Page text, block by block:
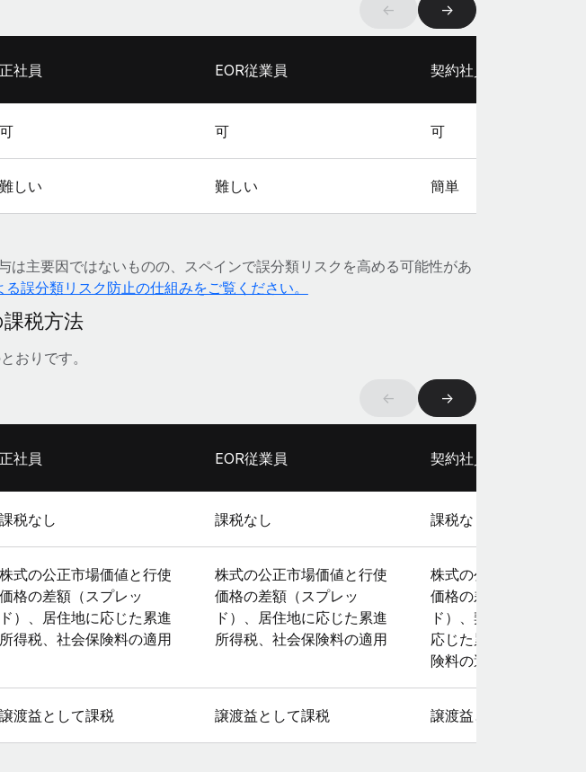
← →
正社員 EOR従業員 契約社員
可 可 可
難しい 難しい 簡単
は主要因ではないものの、スペインで誤分類リスクを高める可能性があ
誤分類リスク防止の仕組みをご覧ください。
税方法
おりです。
← →
正社員 EOR従業員 契約社員
課税なし 課税なし 課税なし
株式の公正市場価値と行使
価格の差額（スプレッ
ド）、居住地に応じた累進
所得税、社会保険料の適用
株式の公正市場価値と行使
価格の差額（スプレッ
ド）、居住地に応じた累進
所得税、社会保険料の適用
株式の公正市場価値と
価格の差額（スプレッ
ド）、契約社員の居住
応じた累進所得税、社
険料の適用
譲渡益として課税 譲渡益として課税 譲渡益として課税